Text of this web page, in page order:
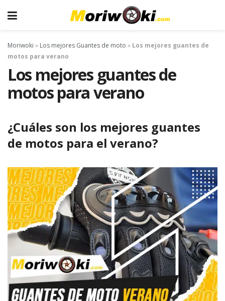
Moriwoki » Los mejores Guantes de moto » Los mejores guantes de
motos para verano
Los mejores guantes de
motos para verano
¿Cuáles son los mejores guantes
de motos para el verano?